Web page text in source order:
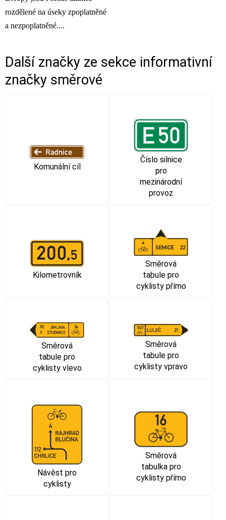
rozdělené na úseky zpoplatněné
a nezpoplatněné....
Další značky ze sekce informativní
značky směrové
Komunální cíl
Číslo silnice
pro
mezinárodní
provoz
Kilometrovník
Směrová
tabule pro
cyklisty přímo
Směrová
tabule pro
cyklisty vlevo
Směrová
tabule pro
cyklisty vpravo
Návěst pro
cyklisty
Směrová
tabulka pro
cyklisty přímo